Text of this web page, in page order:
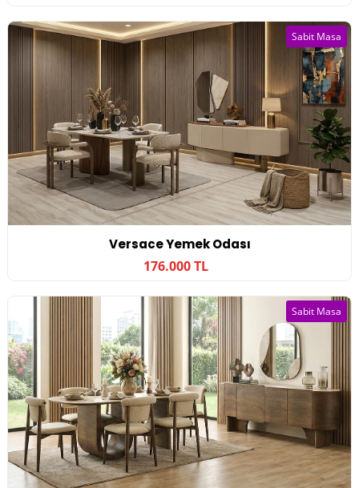
Versace Yemek Odası
176.000 TL
Sabit Masa
Sabit Masa